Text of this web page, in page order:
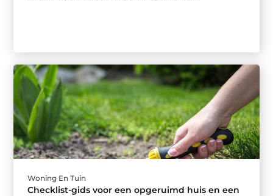
Woning En Tuin
Checklist-gids voor een opgeruimd huis en een